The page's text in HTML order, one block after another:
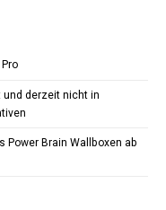
und derzeit nicht in
Power Brain Wallboxen ab